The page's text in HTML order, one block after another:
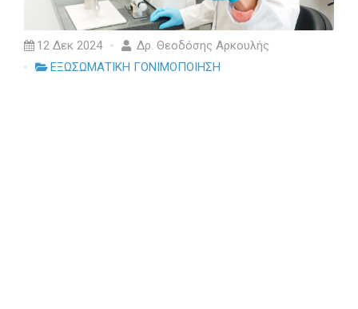
12 Δεκ 2024
Δρ. Θεοδόσης Αρκουλής
ΕΞΩΣΩΜΑΤΙΚΗ ΓΟΝΙΜΟΠΟΙΗΣΗ